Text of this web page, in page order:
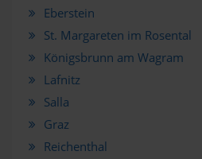
Eberstein
St. Margareten im Rosental
Königsbrunn am Wagram
Lafnitz
Salla
Graz
Reichenthal